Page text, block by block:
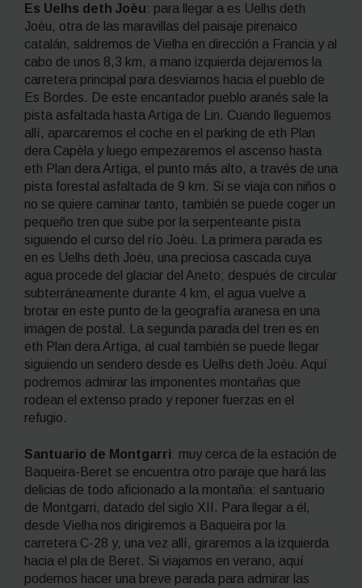
Es Uelhs deth Joèu: para llegar a es Uelhs deth
Joèu, otra de las maravillas del paisaje pirenaico
catalán, saldremos de Vielha en dirección a Francia y al
cabo de unos 8,3 km, a mano izquierda dejaremos la
carretera principal para desviarnos hacia el pueblo de
Es Bordes. De este encantador pueblo aranés sale la
pista asfaltada hasta Artiga de Lin. Cuando lleguemos
allí, aparcaremos el coche en el parking de eth Plan
dera Capèla y luego empezaremos el ascenso hasta
eth Plan dera Artiga, el punto más alto, a través de una
pista forestal asfaltada de 9 km. Si se viaja con niños o
no se quiere caminar tanto, también se puede coger un
pequeño tren que sube por la serpenteante pista
siguiendo el curso del río Joèu. La primera parada es
en es Uelhs deth Joèu, una preciosa cascada cuya
agua procede del glaciar del Aneto; después de circular
subterráneamente durante 4 km, el agua vuelve a
brotar en este punto de la geografía aranesa en una
imagen de postal. La segunda parada del tren es en
eth Plan dera Artiga, al cual también se puede llegar
siguiendo un sendero desde es Uelhs deth Joèu. Aquí
podremos admirar las imponentes montañas que
rodean el extenso prado y reponer fuerzas en el
refugio.
Santuario de Montgarri: muy cerca de la estación de
Baqueira-Beret se encuentra otro paraje que hará las
delicias de todo aficionado a la montaña: el santuario
de Montgarri, datado del siglo XII. Para llegar a él,
desde Vielha nos dirigiremos a Baqueira por la
carretera C-28 y, una vez allí, giraremos a la izquierda
hacia el pla de Beret. Si viajamos en verano, aquí
podemos hacer una breve parada para admirar las